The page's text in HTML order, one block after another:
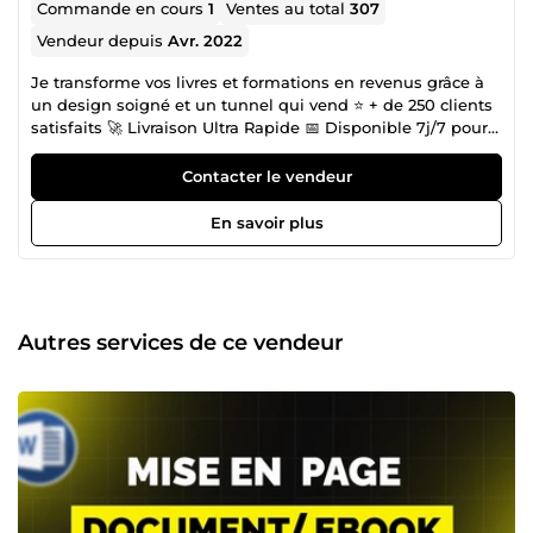
Commande en cours1 Ventes au total307
Vendeur depuisAvr. 2022
Je transforme vos livres et formations en revenus grâce à
un design soigné et un tunnel qui vend ⭐ + de 250 clients
satisfaits 🚀 Livraison Ultra Rapide 📅 Disponible 7j/7 pour
vous aider. Je suis Crépin, graphiste spécialisé en
autoédition et funnel builder depuis plus de 5 ans. J’aide
les auteurs, formateurs et entrepreneurs à vendre
facilement leurs livres et formations grâce à un design
professionnel et un système de vente efficace et
professionnels dont moi même 1 Monteur Vidéo 1
Développeurs web spécialisé en WordPress &amp; Shopify
page professionnelle de votre livre ou document : une
structure claire et élégante pour une lecture fluide,
adaptée aux livres brochés et Kindle; ✅ Création de
couvertures impactantes : des visuels soignés et adaptés à
l'essence du livre; ✅ Mise en ligne de votre livre sur
Contacter le vendeur
En savoir plus
Autres services de ce vendeur